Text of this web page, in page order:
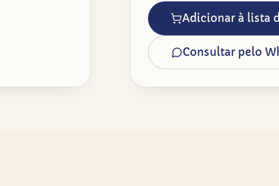
Adicionar à lista
Consultar pelo